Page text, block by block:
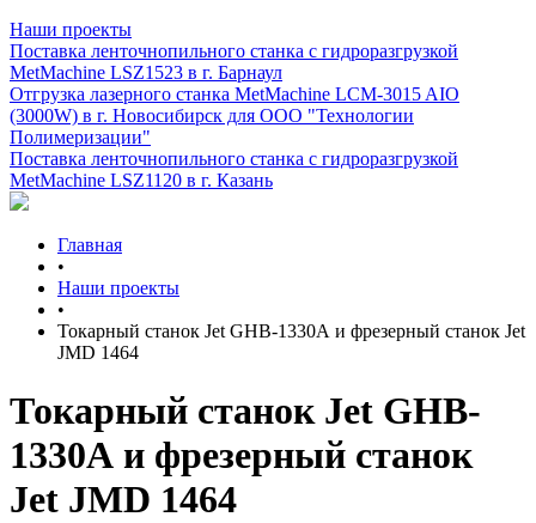
Наши проекты
Поставка ленточнопильного станка c гидроразгрузкой
MetMachine LSZ1523 в г. Барнаул
Отгрузка лазерного станка MetMachine LCM-3015 AIO
(3000W) в г. Новосибирск для ООО "Технологии
Полимеризации"
Поставка ленточнопильного станка c гидроразгрузкой
MetMachine LSZ1120 в г. Казань
Главная
•
Наши проекты
•
Токарный станок Jet GHB-1330А и фрезерный станок Jet
JMD 1464
Токарный станок Jet GHB-
1330А и фрезерный станок
Jet JMD 1464